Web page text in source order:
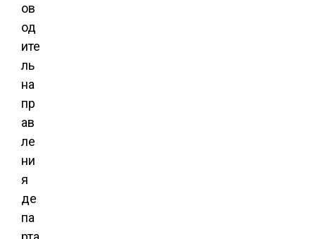
ов
од
ите
ль
на
пр
ав
ле
ни
я
де
па